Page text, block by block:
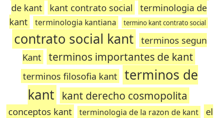
de kant
kant contrato social
terminologia de
kant
terminologia kantiana termino kant contrato social
contrato social kant
terminos segun
Kant
terminos importantes de kant
terminos filosofia kant terminos de
kant kant derecho cosmopolita
conceptos kant terminologia de la razon de kant
el